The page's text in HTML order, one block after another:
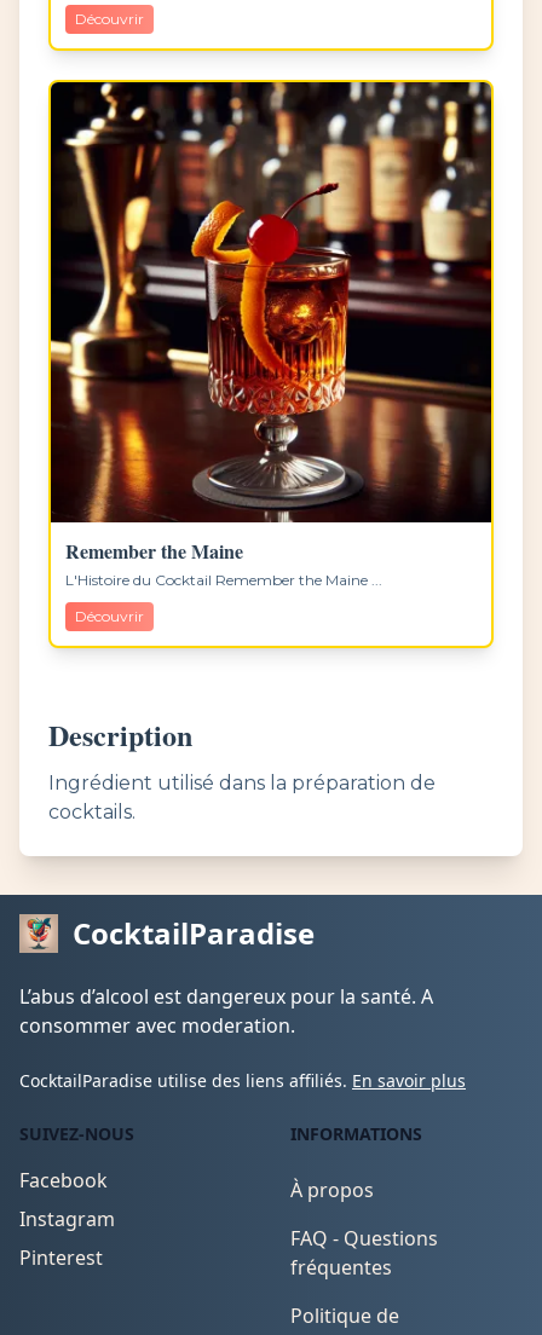
Découvrir
Remember the Maine
L'Histoire du Cocktail Remember the Maine ...
Découvrir
Description
Ingrédient utilisé dans la préparation de
cocktails.
CocktailParadise
L’abus d’alcool est dangereux pour la santé. A
consommer avec moderation.
CocktailParadise utilise des liens affiliés. En savoir plus
SUIVEZ-NOUS
Facebook
Instagram
Pinterest
INFORMATIONS
À propos
FAQ - Questions
fréquentes
Politique de